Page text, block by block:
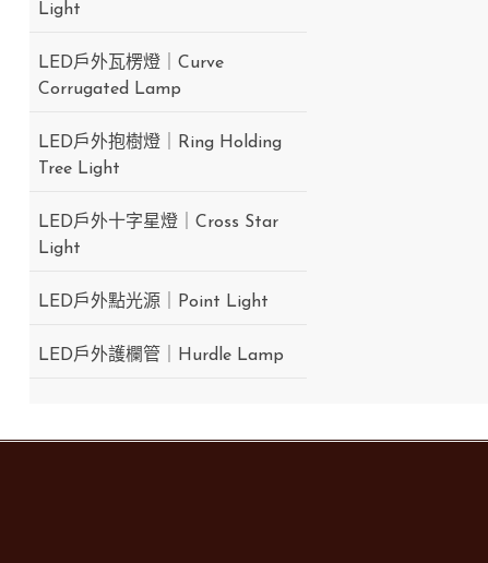
Light
LED戶外瓦楞燈｜Curve
Corrugated Lamp
LED戶外抱樹燈｜Ring Holding
Tree Light
LED戶外十字星燈｜Cross Star
Light
LED戶外點光源｜Point Light
LED戶外護欄管｜Hurdle Lamp